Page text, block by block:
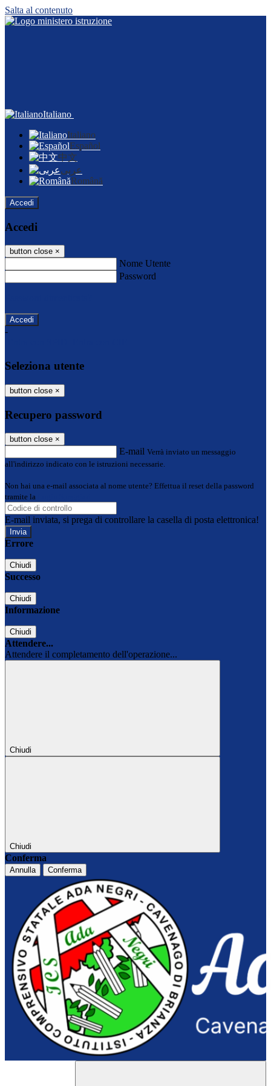
Salta al contenuto
Italiano
Italiano
Español
中文
عربى
Română
Accedi
Accedi
button close ×
Nome Utente
Password
-
Seleziona utente
button close ×
Recupero password
button close ×
E-mail Verrà inviato un messaggio
all'indirizzo indicato con le istruzioni necessarie.
Non hai una e-mail associata al nome utente? Effettua il reset della password
tramite la
E-mail inviata, si prega di controllare la casella di posta elettronica!
Errore
Chiudi
Successo
Chiudi
Informazione
Chiudi
Attendere...
Attendere il completamento dell'operazione...
Chiudi
Chiudi
Conferma
Annulla Conferma